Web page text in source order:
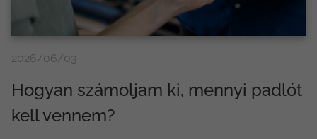
2026/06/03
Hogyan számoljam ki, mennyi padlót
kell vennem?